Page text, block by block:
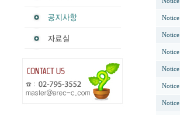
Notice
Notice
Notice
Notice
Notice
Notice